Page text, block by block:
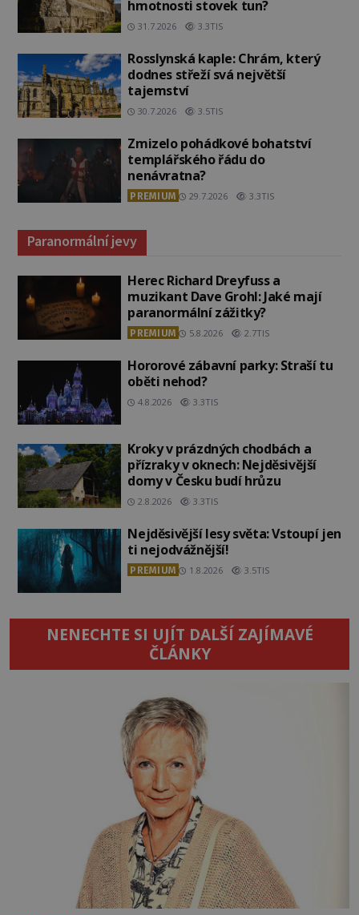
hmotnosti stovek tun?
31.7.2026 3.3TIS
Rosslynská kaple: Chrám, který
dodnes střeží svá největší
tajemství
30.7.2026 3.5TIS
Zmizelo pohádkové bohatství
templářského řádu do
nenávratna?
PREMIUM 29.7.2026 3.3TIS
Paranormální jevy
Herec Richard Dreyfuss a
muzikant Dave Grohl: Jaké mají
paranormální zážitky?
PREMIUM 5.8.2026 2.7TIS
Hororové zábavní parky: Straší tu
oběti nehod?
4.8.2026 3.3TIS
Kroky v prázdných chodbách a
přízraky v oknech: Nejděsivější
domy v Česku budí hrůzu
2.8.2026 3.3TIS
Nejděsivější lesy světa: Vstoupí jen
ti nejodvážnější!
PREMIUM 1.8.2026 3.5TIS
NENECHTE SI UJÍT DALŠÍ ZAJÍMAVÉ
ČLÁNKY